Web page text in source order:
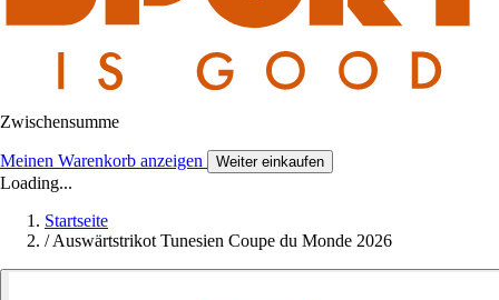
Zwischensumme
Meinen Warenkorb anzeigen Weiter einkaufen
Loading...
Startseite
/Auswärtstrikot Tunesien Coupe du Monde 2026